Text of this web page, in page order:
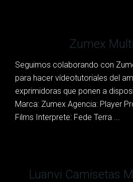
Zumex
Seguimos colaborando con
para hacer vídeotutoriales del
exprimidoras que ponen a
Marca: Zumex Agencia: Player
Films Interprete: Fede Terra ...
Luanvi Camisetas